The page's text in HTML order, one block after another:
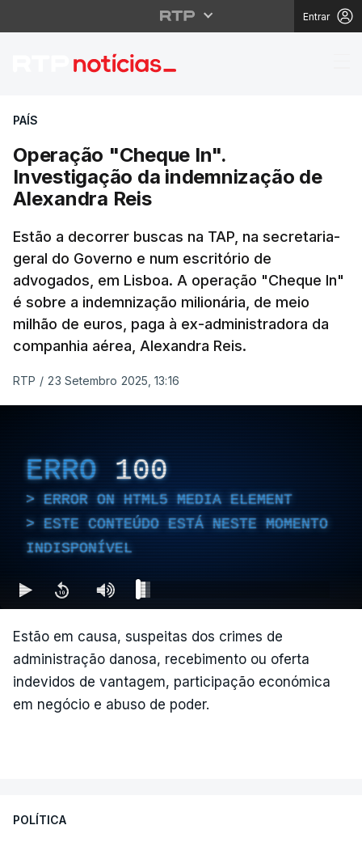
Entrar
Operação "Cheque
PAÍS
Operação "Cheque In".
Investigação da indemnização de
Alexandra Reis
Estão a decorrer buscas na TAP, na secretaria-
geral do Governo e num escritório de
advogados, em Lisboa. A operação "Cheque In"
é sobre a indemnização milionária, de meio
milhão de euros, paga à ex-administradora da
companhia aérea, Alexandra Reis.
RTP / 23 Setembro 2025, 13:16
ERRO 100
ERROR ON HTML5 MEDIA ELEMENT
ESTE CONTEÚDO ESTÁ NESTE MOMENTO
INDISPONÍVEL
Estão em causa, suspeitas dos crimes de
administração danosa, recebimento ou oferta
indevidos de vantagem, participação económica
em negócio e abuso de poder.
POLÍTICA